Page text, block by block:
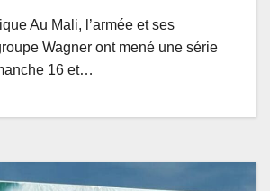
Au Mali, l’armée et ses
Wagner ont mené une série
16 et…